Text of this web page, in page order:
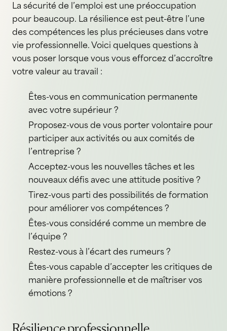
La sécurité de l’emploi est une préoccupation
pour beaucoup. La résilience est peut-être l’une
des compétences les plus précieuses dans votre
vie professionnelle. Voici quelques questions à
vous poser lorsque vous vous efforcez d’accroître
votre valeur au travail :
Êtes-vous en communication permanente
avec votre supérieur ?
Proposez-vous de vous porter volontaire pour
participer aux activités ou aux comités de
l’entreprise ?
Acceptez-vous les nouvelles tâches et les
nouveaux défis avec une attitude positive ?
Tirez-vous parti des possibilités de formation
pour améliorer vos compétences ?
Êtes-vous considéré comme un membre de
l’équipe ?
Restez-vous à l’écart des rumeurs ?
Êtes-vous capable d’accepter les critiques de
manière professionnelle et de maîtriser vos
émotions ?